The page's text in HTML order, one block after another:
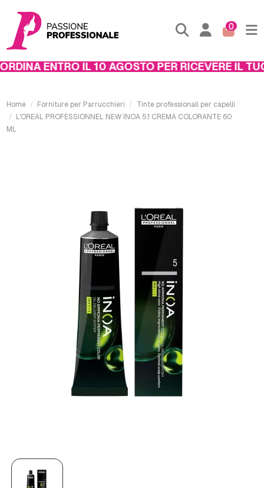
0
ENTRO IL 10 AGOSTO PER RICEVERE IL TUO
Home Forniture per Parrucchieri
Tinte professionali per capelli
L'OREAL PROFESSIONNEL NEW INOA 5.1 CREMA COLORANTE 60
ML